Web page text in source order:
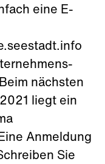
eine E-
nächsten
liegt ein
Anmeldung
Sie